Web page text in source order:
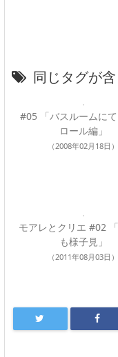
同じタグが
#05 「バスルームにて
ロール編」
（2008年02月18日）
モアレとクリエ #02
も様子見」
（2011年08月03日）